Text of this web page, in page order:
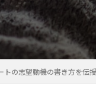
トの志望動機の書き方を伝